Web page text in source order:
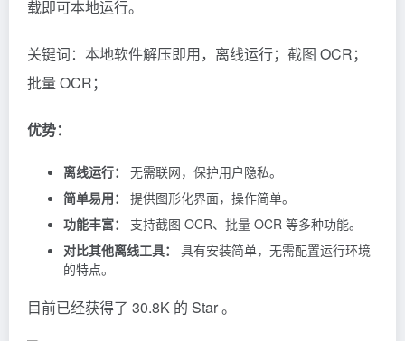
这是一款免费、开源、离线的 OCR 文字识别软件，支
持 Windows 7+ x64 和 Linux x64 系统，无需联网，下
载即可本地运行。
关键词：本地软件解压即用，离线运行；截图 OCR；
优势：
离线运行：
无需联网，保护用户隐私。
简单易用：提供图形化界面，操作简单。
对比其他离线工具：具有安装简单，无需配置运行环境